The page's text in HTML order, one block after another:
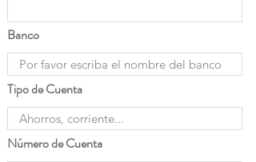
Banco
Tipo de Cuenta
Número de Cuenta